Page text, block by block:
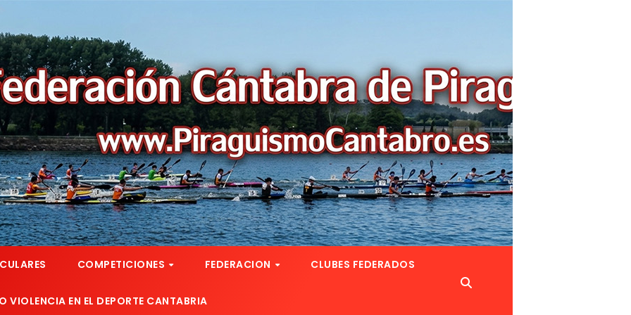
COMPETICIONES FEDERACION CLUBES FEDERADOS
VIOLENCIA EN EL DEPORTE CANTABRIA